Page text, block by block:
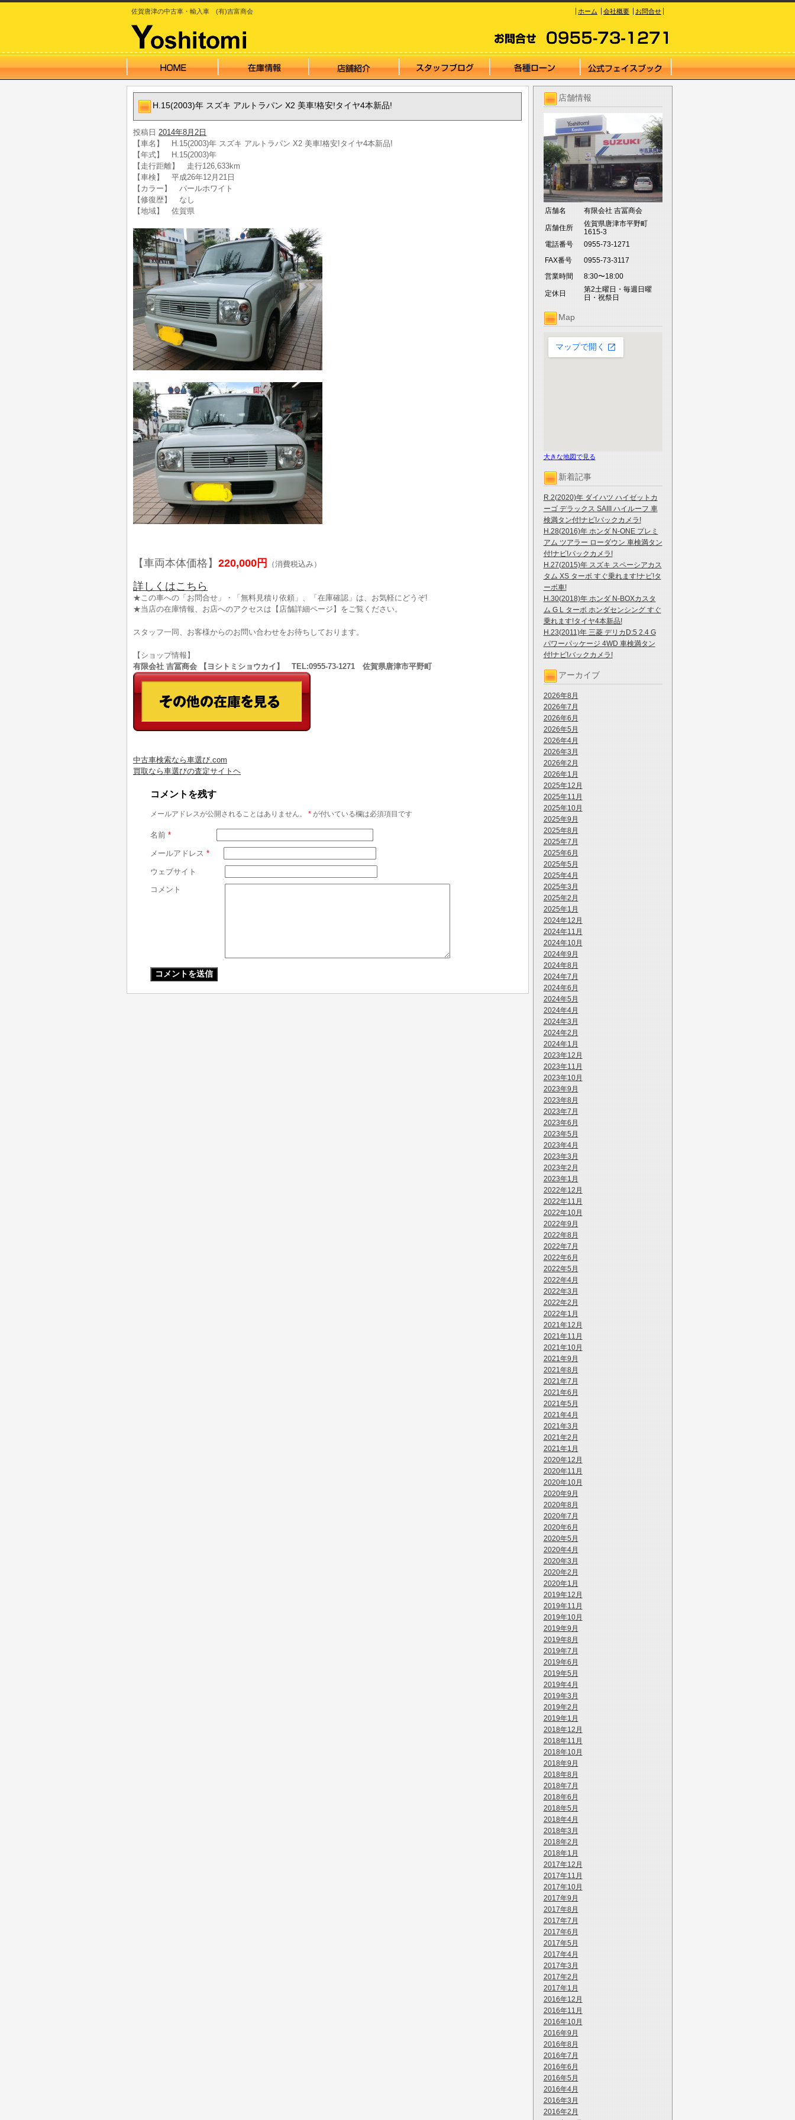
佐賀唐津の中古車・輸入車 (有)吉富商会 ホーム 会社概要 お問合せ
店舗情報
店舗名 有限会社 吉冨商会
店舗住所
佐賀県唐津市平野町
1615-3
電話番号
0955-73-1271
FAX番号
0955-73-3117
営業時間
8:30〜18:00
定休日
第2土曜日・毎週日曜
日・祝祭日
Map
大きな地図で見る
新着記事
R.2(2020)年 ダイハツ ハイゼットカ
ーゴ デラックス SAIII ハイルーフ 車
検満タン付!ナビ!バックカメラ!
H.28(2016)年 ホンダ N-ONE プレミ
アム ツアラー ローダウン 車検満タン
付!ナビ!バックカメラ!
H.27(2015)年 スズキ スペーシアカス
タム XS ターボ すぐ乗れます!ナビ!タ
ーボ車!
H.30(2018)年 ホンダ N-BOXカスタ
ム G L ターボ ホンダセンシング すぐ
乗れます!タイヤ4本新品!
H.23(2011)年 三菱 デリカD:5 2.4 G
パワーパッケージ 4WD 車検満タン
付!ナビ!バックカメラ!
アーカイブ
2026年8月
2026年7月
2026年6月
2026年5月
2026年4月
2026年3月
2026年2月
2026年1月
2025年12月
2025年11月
2025年10月
2025年9月
2025年8月
2025年7月
2025年6月
2025年5月
2025年4月
2025年3月
2025年2月
2025年1月
2024年12月
2024年11月
2024年10月
2024年9月
2024年8月
2024年7月
2024年6月
2024年5月
2024年4月
2024年3月
2024年2月
2024年1月
2023年12月
2023年11月
2023年10月
2023年9月
2023年8月
2023年7月
2023年6月
2023年5月
2023年4月
2023年3月
2023年2月
2023年1月
2022年12月
2022年11月
2022年10月
2022年9月
2022年8月
2022年7月
2022年6月
2022年5月
2022年4月
2022年3月
2022年2月
2022年1月
2021年12月
2021年11月
2021年10月
2021年9月
2021年8月
2021年7月
2021年6月
2021年5月
2021年4月
2021年3月
2021年2月
2021年1月
2020年12月
2020年11月
2020年10月
2020年9月
2020年8月
2020年7月
2020年6月
2020年5月
2020年4月
2020年3月
2020年2月
2020年1月
2019年12月
2019年11月
2019年10月
2019年9月
2019年8月
2019年7月
2019年6月
2019年5月
2019年4月
2019年3月
2019年2月
2019年1月
2018年12月
2018年11月
2018年10月
2018年9月
2018年8月
2018年7月
2018年6月
2018年5月
2018年4月
2018年3月
2018年2月
2018年1月
2017年12月
2017年11月
2017年10月
2017年9月
2017年8月
2017年7月
2017年6月
2017年5月
2017年4月
2017年3月
2017年2月
2017年1月
2016年12月
2016年11月
2016年10月
2016年9月
2016年8月
2016年7月
2016年6月
2016年5月
2016年4月
2016年3月
2016年2月
H.15(2003)年 スズキ アルトラパン X2 美車!格安!タイヤ4本新品!
投稿日 2014年8月2日
【車名】 H.15(2003)年 スズキ アルトラパン X2 美車!格安!タイヤ4本新品!
【年式】 H.15(2003)年
【走行距離】 走行126,633km
【車検】 平成26年12月21日
【カラー】 パールホワイト
【修復歴】 なし
【地域】 佐賀県
【車両本体価格】 220,000円 （消費税込み）
詳しくはこちら
★この車への「お問合せ」・「無料見積り依頼」、「在庫確認」は、お気軽にどうぞ!
★当店の在庫情報、お店へのアクセスは【店舗詳細ページ】をご覧ください。
スタッフ一同、お客様からのお問い合わせをお待ちしております。
【ショップ情報】
有限会社 吉冨商会 【ヨシトミショウカイ】 TEL:0955-73-1271 佐賀県唐津市平野町
中古車検索なら車選び.com
買取なら車選びの査定サイトヘ
コメントを残す
メールアドレスが公開されることはありません。 * が付いている欄は必須項目です
名前 *
メールアドレス *
ウェブサイト
コメント